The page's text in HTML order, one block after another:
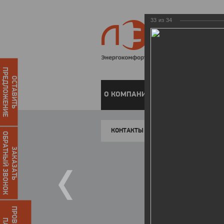
О КОМПАНИИ
КОНТАКТЫ
ОСТАВИТЬ
ПРЕДЛОЖЕНИЕ
ЗАКАЗАТЬ
ОБРАТНЫЙ ЗВОНОК
33 из 34